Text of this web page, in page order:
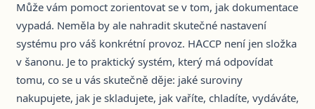
Může vám pomoct zorientovat se v tom, jak dokumentace
vypadá. Neměla by ale nahradit skutečné nastavení
systému pro váš konkrétní provoz. HACCP není jen složka
v šanonu. Je to praktický systém, který má odpovídat
tomu, co se u vás skutečně děje: jaké suroviny
nakupujete, jak je skladujete, jak vaříte, chladíte, vydáváte,